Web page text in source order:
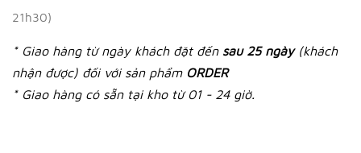
21h30)
* Giao hàng từ ngày khách đặt đến sau 25 ngày (khách
nhận được) đối với sản phẩm ORDER
* Giao hàng có sẵn tại kho từ 01 - 24 giờ.